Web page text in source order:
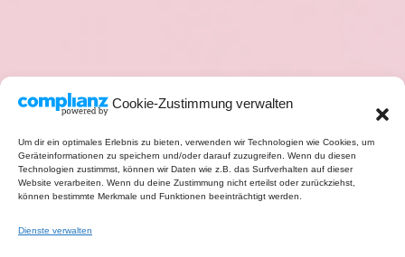
Cookie-Zustimmung verwalten
Um dir ein optimales Erlebnis zu bieten, verwenden wir Technologien wie Cookies, um
Geräteinformationen zu speichern und/oder darauf zuzugreifen. Wenn du diesen
Technologien zustimmst, können wir Daten wie z.B. das Surfverhalten auf dieser
Website verarbeiten. Wenn du deine Zustimmung nicht erteilst oder zurückziehst,
können bestimmte Merkmale und Funktionen beeinträchtigt werden.
Dienste verwalten